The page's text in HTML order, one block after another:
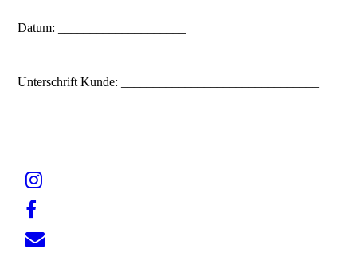
Datum: ____________________
Unterschrift Kunde: _______________________________